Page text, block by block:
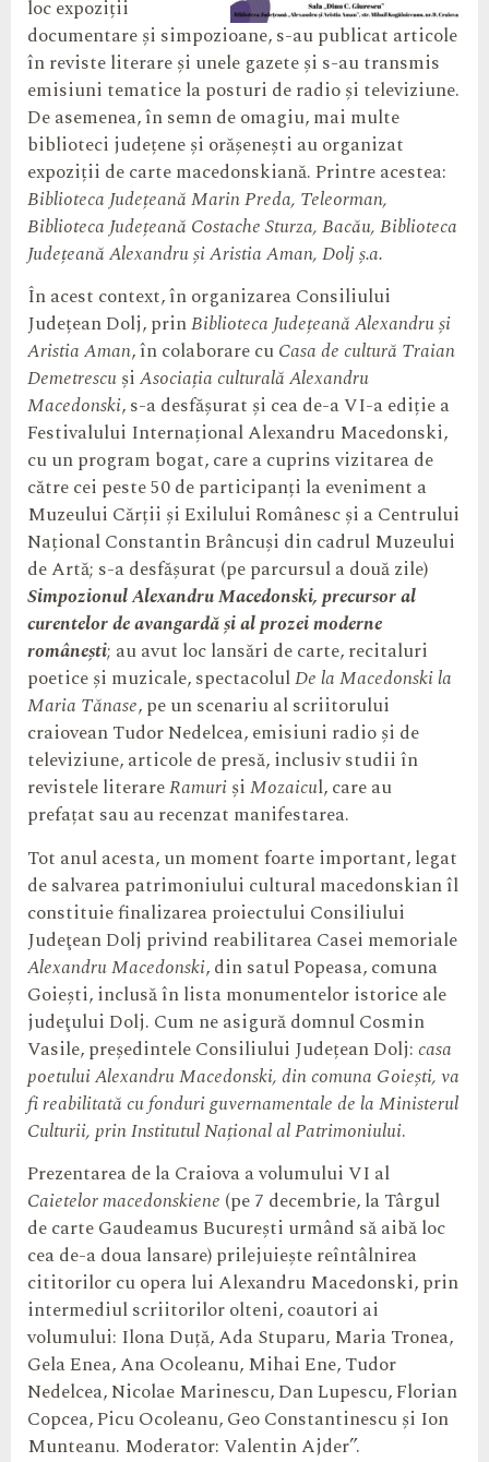
loc expoziții
documentare și simpozioane, s-au publicat articole
în reviste literare și unele gazete și s-au transmis
emisiuni tematice la posturi de radio și televiziune.
De asemenea, în semn de omagiu, mai multe
biblioteci județene și orășenești au organizat
expoziții de carte macedonskiană. Printre acestea:
Biblioteca Județeană Marin Preda, Teleorman,
Biblioteca Județeană Costache Sturza, Bacău, Biblioteca
Județeană Alexandru și Aristia Aman, Dolj ș.a.
În acest context, în organizarea Consiliului
Județean Dolj, prinBiblioteca Județeană Alexandru și
Aristia Aman, în colaborare cuCasa de cultură Traian
DemetrescușiAsociația culturală Alexandru
Macedonski, s-a desfășurat și cea de-a VI-a ediție a
Festivalului Internațional Alexandru Macedonski,
cu un program bogat, care a cuprins vizitarea de
către cei peste 50 de participanți la eveniment a
Muzeului Cărții și Exilului Românesc și a Centrului
Național Constantin Brâncuși din cadrul Muzeului
de Artă; s-a desfășurat (pe parcursul a două zile)
Simpozionul Alexandru Macedonski, precursor al
curentelor de avangardă și al prozei moderne
românești; au avut loc lansări de carte, recitaluri
poetice și muzicale, spectacolulDe la Macedonski la
Maria Tănase, pe un scenariu al scriitorului
craiovean Tudor Nedelcea, emisiuni radio și de
televiziune, articole de presă, inclusiv studii în
revistele literareRamurișiMozaicul, care au
prefațat sau au recenzat manifestarea.
Tot anul acesta, un moment foarte important, legat
de salvarea patrimoniului cultural macedonskian îl
constituie finalizarea proiectului Consiliului
Judeţean Dolj privind reabilitarea Casei memoriale
Alexandru Macedonski, din satul Popeasa, comuna
Goieşti, inclusă în lista monumentelor istorice ale
judeţului Dolj. Cum ne asigură domnul Cosmin
Vasile, președintele Consiliului Județean Dolj: casa
poetului Alexandru Macedonski, din comuna Goiești, va
fi reabilitată cu fonduri guvernamentale de la Ministerul
Culturii, prin Institutul Național al Patrimoniului.
Prezentarea de la Craiova a volumului VI al
Caietelor macedonskiene (pe 7 decembrie, la Târgul
de carte Gaudeamus București urmând să aibă loc
cea de-a doua lansare) prilejuiește reîntâlnirea
cititorilor cu opera lui Alexandru Macedonski, prin
intermediul scriitorilor olteni, coautori ai
volumului: Ilona Duță, Ada Stuparu, Maria Tronea,
Gela Enea, Ana Ocoleanu, Mihai Ene, Tudor
Nedelcea, Nicolae Marinescu, Dan Lupescu, Florian
Copcea, Picu Ocoleanu, Geo Constantinescu și Ion
Munteanu. Moderator: Valentin Ajder”.